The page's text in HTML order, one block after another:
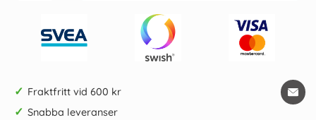
✓ Fraktfritt vid 600 kr
✓ Snabba leveranser